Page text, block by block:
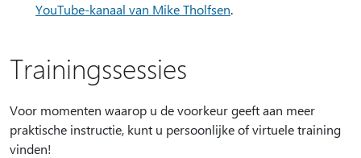
YouTube-kanaal van Mike Tholfsen.
Trainingssessies
Voor momenten waarop u de voorkeur geeft aan meer
praktische instructie, kunt u persoonlijke of virtuele training
vinden!